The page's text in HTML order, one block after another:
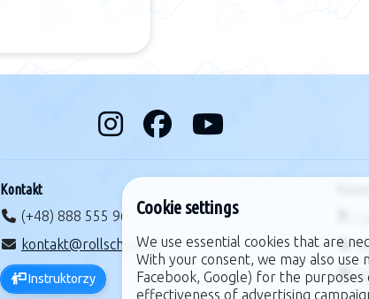
Kontakt
(+48) 888 555 965
kontakt@rollschool.pl
Instruktorzy
Cookie settings
We use essential cookies that are
With your consent, we may also
Facebook, Google) for the
effectiveness of advertising